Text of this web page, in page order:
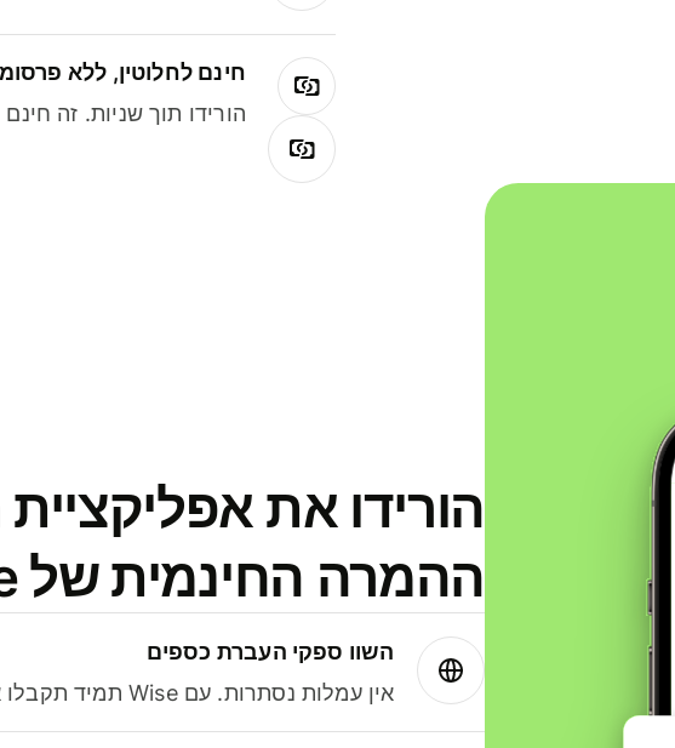
חינם לחלוטין, ללא
הורידו תוך שניות. זה
הורידו את
ההמרה החינמית של Wise
השוו ספקי העברת כספים
אין עמלות נסתרות. עם Wise תמיד תקבלו את